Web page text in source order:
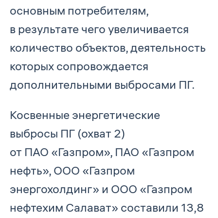
основным потребителям,
в результате чего увеличивается
количество объектов, деятельность
которых сопровождается
дополнительными выбросами ПГ.
Косвенные энергетические
выбросы ПГ (охват 2)
от ПАО «Газпром», ПАО «Газпром
нефть», ООО «Газпром
энергохолдинг» и ООО «Газпром
нефтехим Салават» составили 13,8